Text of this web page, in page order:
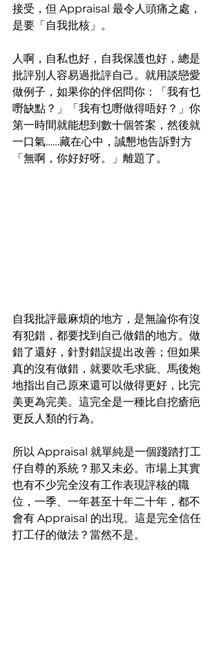
接受，但 Appraisal 最令人頭痛之處，
是要「自我批核」。
人啊，自私也好，自我保護也好，總是
批評別人容易過批評自己。就用談戀愛
做例子，如果你的伴侶問你：「我有乜
嘢缺點？」「我有乜嘢做得唔好？」你
第一時間就能想到數十個答案，然後就
一口氣……藏在心中，誠懇地告訴對方
「無啊，你好好呀。」離題了。
自我批評最麻煩的地方，是無論你有沒
有犯錯，都要找到自己做錯的地方。做
錯了還好，針對錯誤提出改善；但如果
真的沒有做錯，就要吹毛求疵、馬後炮
地指出自己原來還可以做得更好，比完
美更為完美。這完全是一種比自挖瘡疤
更反人類的行為。
所以 Appraisal 就單純是一個踐踏打工
仔自尊的系統？那又未必。市場上其實
也有不少完全沒有工作表現評核的職
位，一季、一年甚至十年二十年，都不
會有 Appraisal 的出現。這是完全信任
打工仔的做法？當然不是。